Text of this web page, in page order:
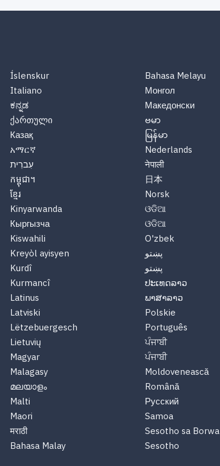
Íslenskur
Italiano
ಕನ್ನಡ
ქართული
Казақ
አማርኛ
עִברִית
កម្ពុជា។
ខ្មែរ
Kinyarwanda
Кыргызча
Kiswahili
Kreyòl ayisyen
Kurdî
Kurmancî
Latinus
Latviski
Lëtzebuergesch
Lietuvių
Magyar
Malagasy
മലയാളം
Malti
Maori
मराठी
Bahasa Malay
Bahasa Melayu
Монгол
Македонски
ဗမာ
မြန်မာ
Nederlands
नेपाली
日本
Norsk
ଓଡିଆ
ଓଡିଆ
O'zbek
پښتو
پښتو
ປະເທດລາວ
ພາສາລາວ
Polskie
Português
ਪੰਜਾਬੀ
ਪੰਜਾਬੀ
Moldovenească
Română
Русский
Samoa
Sesotho sa Borwa
Sesotho